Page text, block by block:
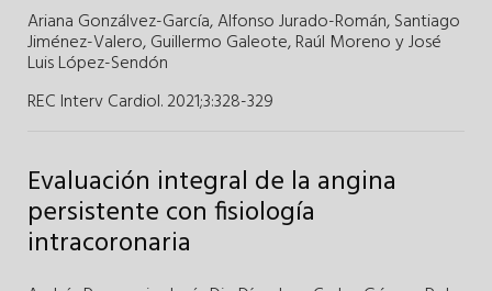
Ariana Gonzálvez-García,Alfonso Jurado-Román,Santiago
Jiménez-Valero,Guillermo Galeote,Raúl MorenoyJosé
Luis López-Sendón
REC Interv Cardiol. 2021;3:328-329
Evaluación integral de la angina
persistente con fisiología
intracoronaria